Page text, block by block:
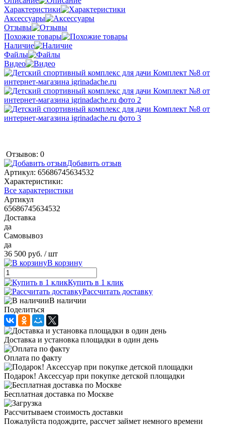
Характеристики
Аксессуары
Отзывы
Похожие товары
Наличие
Файлы
Видео
Отзывов: 0
Добавить отзыв
Артикул: 65686745634532
Характеристики:
Все характеристики
Артикул
65686745634532
Доставка
да
Самовывоз
да
36 500 руб. / шт
В корзину
Купить в 1 клик
Рассчитать доставку
В наличии
Поделиться
Доставка и установка площадки в один день
Оплата по факту
Подарок! Аксессуар при покупке детской площадки
Бесплатная доставка по Москве
Рассчитываем стоимость доставки
Пожалуйста подождите, рассчет займет немного времени